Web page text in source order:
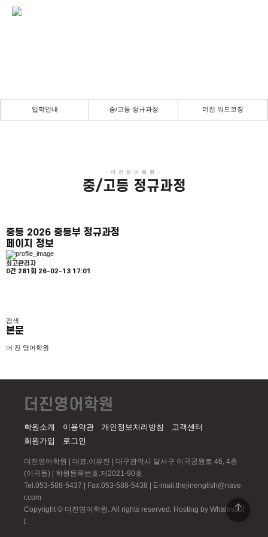
입학안내 중/고등 정규과정 더진 워드코칭
중/고등 정규과정
중등 2026 중등부 정규과정
페이지 정보
최고관리자
0건 281회 26-02-13 17:01
검색
본문
더 진 영어학원
더진영어학원
학원소개 이용약관 개인정보처리방침
고객센터
회원가입
로그인
더진영어학원 | 대표.이유진 | 대구광역시 달서구 이곡공원로 46, 4층
(이곡동) | 학원등록번호.제2021-90호
Tel.053-588-5437 | Fax.053-588-5438 | E-mail.thejinenglish@nave
r.com
Copyright © 더진영어학원. All rights reserved. Hosting by Whalessof
t